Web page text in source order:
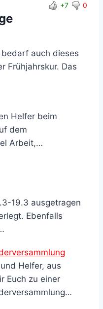
+7 0
auch dieses
Frühjahrskur. Das
Helfer beim
dem
Arbeit,…
19.3 ausgetragen
Ebenfalls
Helfer, aus
Euch zu einer